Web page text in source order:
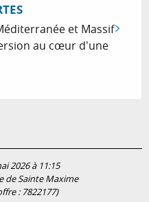
et Massif
au cœur d'une
2026 à 11:15
de Sainte Maxime
: 7822177)